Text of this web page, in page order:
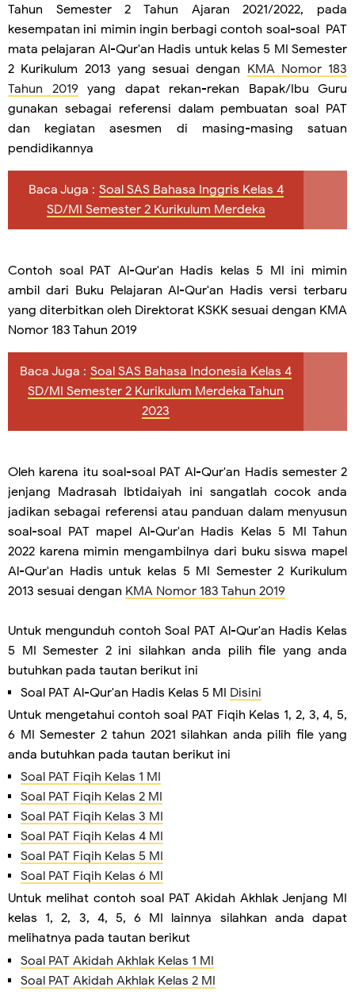
Tahun Semester 2 Tahun Ajaran 2021/2022, pada
kesempatan ini mimin ingin berbagi contoh soal-soal PAT
mata pelajaran Al-Qur'an Hadis untuk kelas 5 MI Semester
2 Kurikulum 2013 yang sesuai dengan KMA Nomor 183
Tahun 2019yang dapat rekan-rekan Bapak/Ibu Guru
gunakan sebagai referensi dalam pembuatan soal PAT
dan kegiatan asesmen di masing-masing satuan
pendidikannya
Baca Juga : Soal SAS Bahasa Inggris Kelas 4
SD/MI Semester 2 Kurikulum Merdeka
Contoh soal PAT Al-Qur'an Hadis kelas 5 MI ini mimin
ambil dari Buku Pelajaran Al-Qur'an Hadis versi terbaru
yang diterbitkan oleh Direktorat KSKK sesuai dengan KMA
Nomor 183 Tahun 2019
Baca Juga : Soal SAS Bahasa Indonesia Kelas 4
SD/MI Semester 2 Kurikulum Merdeka Tahun
2023
Oleh karena itu soal-soal PAT Al-Qur'an Hadis semester 2
jenjang Madrasah Ibtidaiyah ini sangatlah cocok anda
jadikan sebagai referensi atau panduan dalam menyusun
soal-soal PAT mapel Al-Qur'an Hadis Kelas 5 MI Tahun
2022 karena mimin mengambilnya dari buku siswa mapel
Al-Qur'an Hadis untuk kelas 5 MI Semester 2 Kurikulum
2013 sesuai dengan KMA Nomor 183 Tahun 2019
Untuk mengunduh contoh Soal PAT Al-Qur'an Hadis Kelas
5 MI Semester 2 ini silahkan anda pilih file yang anda
butuhkan pada tautan berikut ini
Soal PAT Al-Qur'an Hadis Kelas 5 MI Disini
Untuk mengetahui contoh soal PAT Fiqih Kelas 1, 2, 3, 4, 5,
6 MI Semester 2 tahun 2021 silahkan anda pilih file yang
anda butuhkan pada tautan berikut ini
Soal PAT Fiqih Kelas 1 MI
Soal PAT Fiqih Kelas 2 MI
Soal PAT Fiqih Kelas 3 MI
Soal PAT Fiqih Kelas 4 MI
Soal PAT Fiqih Kelas 5 MI
Soal PAT Fiqih Kelas 6 MI
Untuk melihat contoh soal PAT Akidah Akhlak Jenjang MI
kelas 1, 2, 3, 4, 5, 6 MI lainnya silahkan anda dapat
melihatnya pada tautan berikut
Soal PAT Akidah Akhlak Kelas 1 MI
Soal PAT Akidah Akhlak Kelas 2 MI